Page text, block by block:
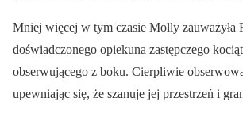
Mniej więcej w tym czasie Molly zauważyła
doświadczonego opiekuna zastępczego
obserwującego z boku. Cierpliwie
upewniając się, że szanuje jej przestrzeń i